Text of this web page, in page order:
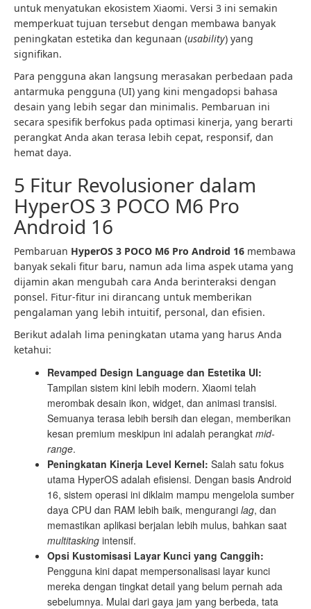
untuk menyatukan ekosistem Xiaomi. Versi 3 ini semakin
memperkuat tujuan tersebut dengan membawa banyak
peningkatan estetika dan kegunaan (usability) yang
signifikan.
Para pengguna akan langsung merasakan perbedaan pada
antarmuka pengguna (UI) yang kini mengadopsi bahasa
desain yang lebih segar dan minimalis. Pembaruan ini
secara spesifik berfokus pada optimasi kinerja, yang berarti
perangkat Anda akan terasa lebih cepat, responsif, dan
hemat daya.
5 Fitur Revolusioner dalam
HyperOS 3 POCO M6 Pro
Android 16
Pembaruan HyperOS 3 POCO M6 Pro Android 16 membawa
banyak sekali fitur baru, namun ada lima aspek utama yang
dijamin akan mengubah cara Anda berinteraksi dengan
ponsel. Fitur-fitur ini dirancang untuk memberikan
pengalaman yang lebih intuitif, personal, dan efisien.
Berikut adalah lima peningkatan utama yang harus Anda
ketahui:
Revamped Design Language dan Estetika UI:
Tampilan sistem kini lebih modern. Xiaomi telah
merombak desain ikon, widget, dan animasi transisi.
Semuanya terasa lebih bersih dan elegan, memberikan
kesan premium meskipun ini adalah perangkat mid-
range.
Peningkatan Kinerja Level Kernel: Salah satu fokus
utama HyperOS adalah efisiensi. Dengan basis Android
16, sistem operasi ini diklaim mampu mengelola sumber
daya CPU dan RAM lebih baik, mengurangi lag, dan
memastikan aplikasi berjalan lebih mulus, bahkan saat
multitasking intensif.
Opsi Kustomisasi Layar Kunci yang Canggih:
Pengguna kini dapat mempersonalisasi layar kunci
mereka dengan tingkat detail yang belum pernah ada
sebelumnya. Mulai dari gaya jam yang berbeda, tata